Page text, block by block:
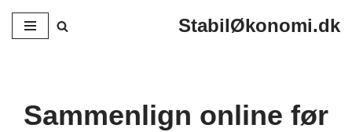
Spring
StabilØkonomi.dk
Sammenlign online før